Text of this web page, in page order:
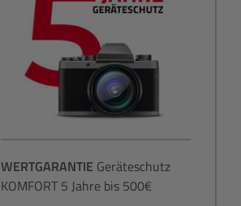
WERTGARANTIE Geräteschutz
KOMFORT 5 Jahre bis 500€